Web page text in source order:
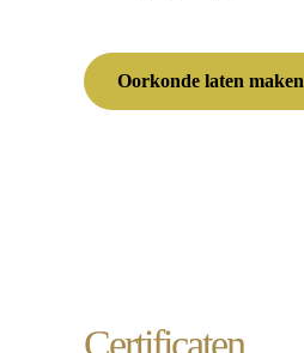
Oorkonde laten maken
Certificaten